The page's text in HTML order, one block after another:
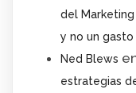
del
y no un
Ned Blews
estrategias